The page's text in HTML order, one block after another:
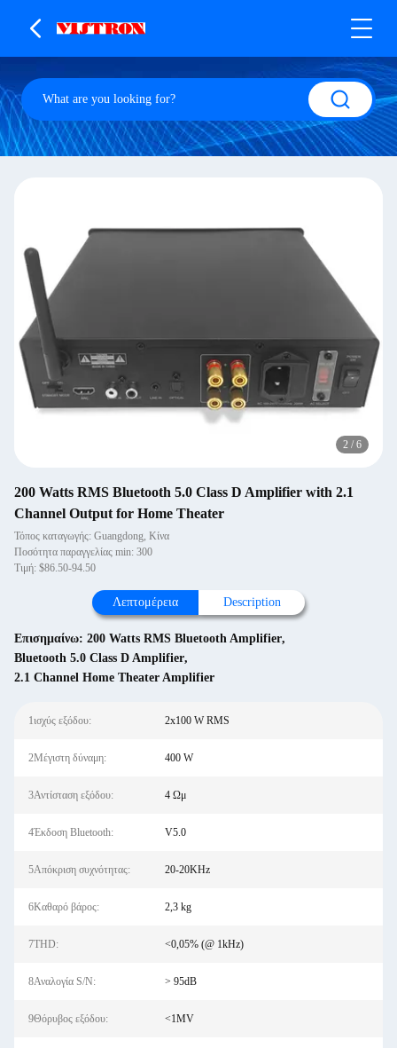
2 / 6
200 Watts RMS Bluetooth 5.0 Class D Amplifier with 2.1
Channel Output for Home Theater
Τόπος καταγωγής: Guangdong, Κίνα
Ποσότητα παραγγελίας min: 300
Τιμή: $86.50-94.50
Λεπτομέρεια Description
Επισημαίνω: 200 Watts RMS Bluetooth Amplifier,
Bluetooth 5.0 Class D Amplifier,
2.1 Channel Home Theater Amplifier
1ισχύς εξόδου: 2x100 W RMS
2Μέγιστη δύναμη: 400 W
3Αντίσταση εξόδου: 4 Ωμ
4Έκδοση Bluetooth: V5.0
5Απόκριση συχνότητας: 20-20KHz
6Καθαρό βάρος: 2,3 kg
7THD: <0,05% (@ 1kHz)
8Αναλογία S/N: > 95dB
9Θόρυβος εξόδου: <1MV